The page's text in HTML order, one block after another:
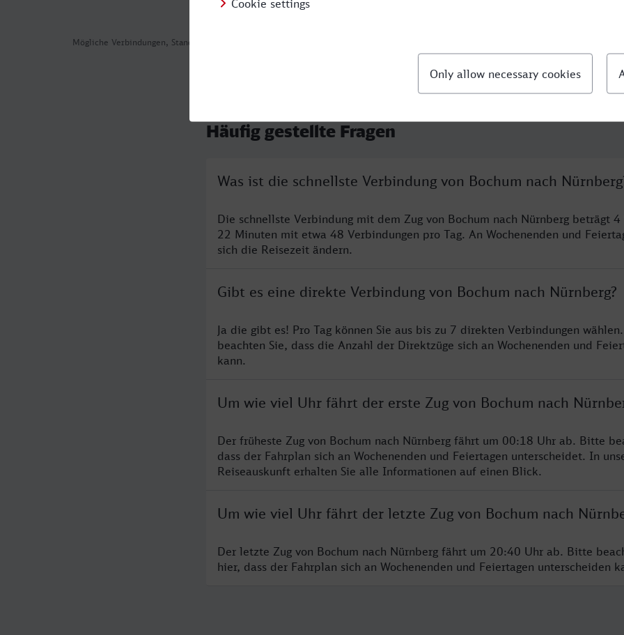
Mögliche Verbindungen, Stand: 2026-07-31 00:55
Häufig gestellte Fragen
Was ist die schnellste Verbindung von Bochum nach
Die schnellste Verbindung mit dem Zug von Bochum nach Nürnberg beträgt 4
22 Minuten mit etwa 48 Verbindungen pro Tag. An Wochenenden und
sich die Reisezeit ändern.
Gibt es eine direkte Verbindung von Bochum nach Nürnberg?
Ja die gibt es! Pro Tag können Sie aus bis zu 7 direkten Verbindungen
beachten Sie, dass die Anzahl der Direktzüge sich an Wochenenden und
kann.
Um wie viel Uhr fährt der erste Zug von Bochum nach
Der früheste Zug von Bochum nach Nürnberg fährt um 00:18 Uhr ab. Bitte
dass der Fahrplan sich an Wochenenden und Feiertagen unterscheidet. In
Reiseauskunft erhalten Sie alle Informationen auf einen Blick.
Um wie viel Uhr fährt der letzte Zug von Bochum nach
Der letzte Zug von Bochum nach Nürnberg fährt um 20:40 Uhr ab. Bitte
hier, dass der Fahrplan sich an Wochenenden und Feiertagen unterscheiden